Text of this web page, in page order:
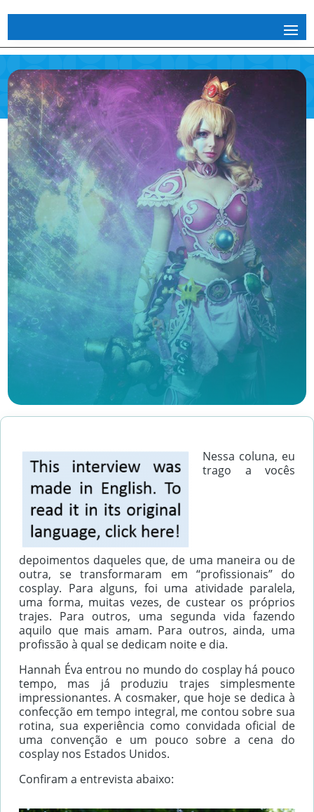
Nessa coluna, eu
trago a vocês
depoimentos daqueles que, de uma maneira ou de
outra, se transformaram em “profissionais” do
cosplay. Para alguns, foi uma atividade paralela,
uma forma, muitas vezes, de custear os próprios
trajes. Para outros, uma segunda vida fazendo
aquilo que mais amam. Para outros, ainda, uma
profissão à qual se dedicam noite e dia.
Hannah Éva entrou no mundo do cosplay há pouco
tempo, mas já produziu trajes simplesmente
impressionantes. A cosmaker, que hoje se dedica à
confecção em tempo integral, me contou sobre sua
rotina, sua experiência como convidada oficial de
uma convenção e um pouco sobre a cena do
cosplay nos Estados Unidos.
Confiram a entrevista abaixo: